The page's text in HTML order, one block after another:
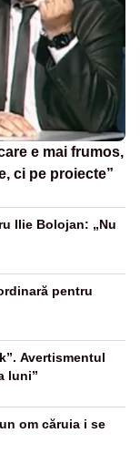
e mai frumos,
ci pe proiecte”
Ilie Bolojan: „Nu
pentru
Avertismentul
luni”
om căruia i se